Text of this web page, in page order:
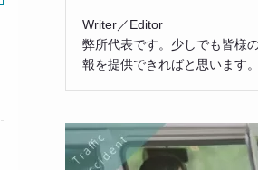
Writer／Editor
弊所代表です。少しでも皆様
報を提供できればと思います。